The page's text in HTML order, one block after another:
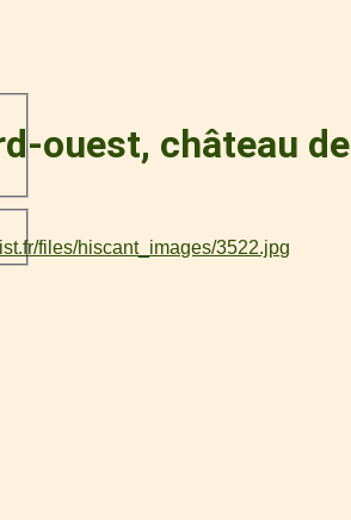
ouest, château de